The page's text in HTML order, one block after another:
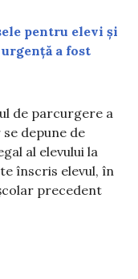
pentru elevi și
a fost
de parcurgere a
depune de
al elevului la
înscris elevul, în
precedent